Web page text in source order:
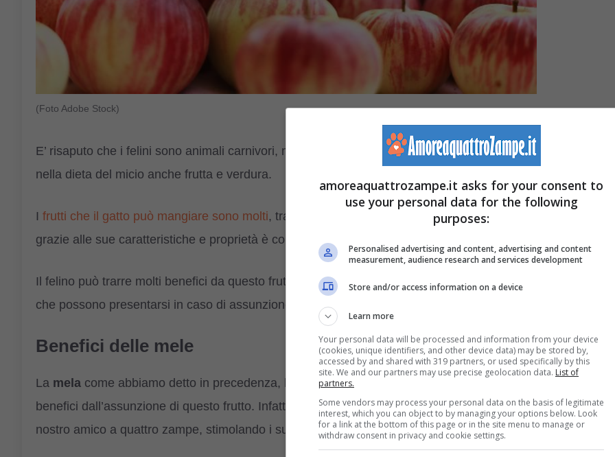
(Foto Adobe Stock)
E’ risaputo che i felini sono animali carnivori, ma, con una consulenza veterinaria, è possibile aggiungere
nella dieta del micio anche frutta e verdura.
I frutti che il gatto può mangiare sono molti, tra cui anche la
. Infatti quest’ultima è molto nutriente e
grazie alle sue caratteristiche e proprietà è consigliata per quasi tutti i tipi di animali.
Il felino può trarre molti benefici da questo frutto, ma bisogna fare attenzione anche agli eventuali rischi
che possono presentarsi in caso di assunzione sbagliata della mela da parte del micio.
Benefici delle mele
La mela come abbiamo detto in precedenza, ha molte proprietà nutritive ed il gatto può trarre molti
benefici dall’assunzione di questo frutto. Infatti
le mele essendo ricche di acquapossono idratare il
nostro amico a quattro zampe, stimolando i suoi reni e favorendogli la diuresi.
amoreaquattrozampe.it asks for your consent to
use your personal data for the following
purposes:
Personalised advertising and content, advertising and content
measurement, audience research and services development
Store and/or access information on a device
Learn more
Your personal data will be processed and information from your device
(cookies, unique identifiers, and other device data) may be stored by,
accessed by and shared with 319 partners, or used specifically by this
site. We and our partners may use precise geolocation data. List of
partners.
Some vendors may process your personal data on the basis of legitimate
interest, which you can object to by managing your options below. Look
for a link at the bottom of this page or in the site menu to manage or
withdraw consent in privacy and cookie settings.